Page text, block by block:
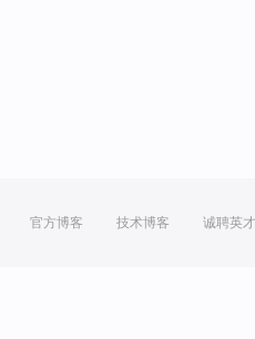
官方博客 技术博客 诚聘英才